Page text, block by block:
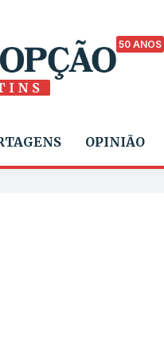
50 ANOS
OPINIÃO